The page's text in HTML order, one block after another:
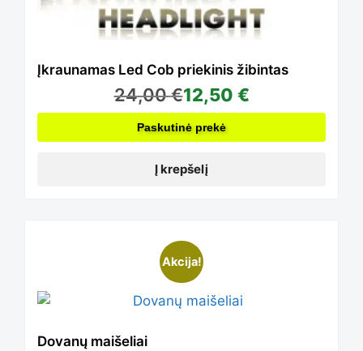
Įkraunamas Led Cob priekinis žibintas
24,00€12,50 €
Paskutinė prekė
Į krepšelį
Akcija!
Dovanų maišeliai
product